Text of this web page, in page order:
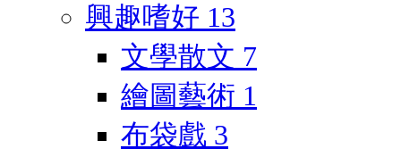
興趣嗜好 13
文學散文 7
繪圖藝術 1
布袋戲 3